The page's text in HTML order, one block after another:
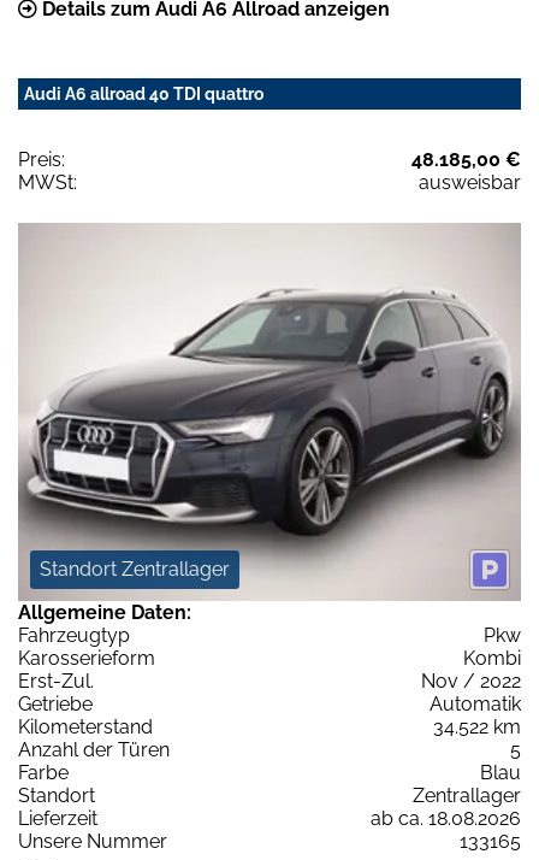
Details zum Audi A6 Allroad anzeigen
Audi A6 allroad 40 TDI quattro
Preis:
48.185,00 €
MWSt:
ausweisbar
Standort Zentrallager
Allgemeine Daten:
Fahrzeugtyp
Pkw
Karosserieform
Kombi
Erst-Zul.
Nov / 2022
Getriebe
Automatik
Kilometerstand
34.522 km
Anzahl der Türen
5
Farbe
Blau
Standort
Zentrallager
Lieferzeit
ab ca. 18.08.2026
Unsere Nummer
133165